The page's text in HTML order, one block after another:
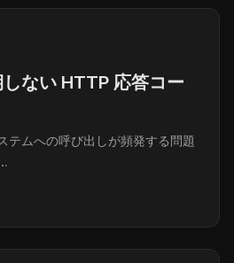
ない HTTP 応答コー
テムへの呼び出しが頻発する問題